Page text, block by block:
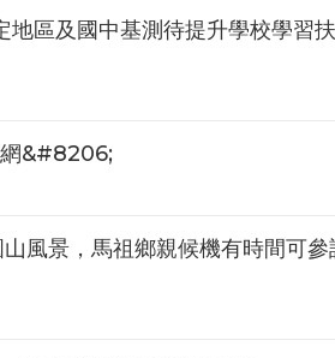
區及國中基測待提升學校學習
網&#8206;
風景，馬祖鄉親候機有時間可